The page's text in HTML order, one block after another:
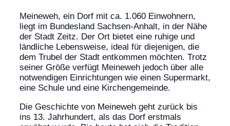
Meineweh, ein Dorf mit ca. 1.060 Einwohnern,
liegt im Bundesland Sachsen-Anhalt, in der Nähe
der Stadt Zeitz. Der Ort bietet eine ruhige und
ländliche Lebensweise, ideal für diejenigen, die
dem Trubel der Stadt entkommen möchten. Trotz
seiner Größe verfügt Meineweh jedoch über alle
notwendigen Einrichtungen wie einen Supermarkt,
eine Schule und eine Kirchengemeinde.
Die Geschichte von Meineweh geht zurück bis
ins 13. Jahrhundert, als das Dorf erstmals